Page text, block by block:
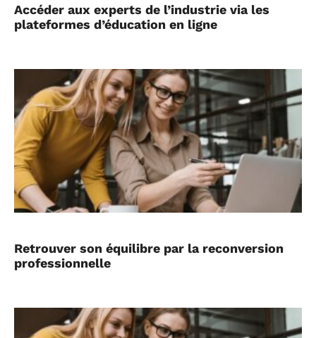
Accéder aux experts de l’industrie via les
plateformes d’éducation en ligne
Retrouver son équilibre par la reconversion
professionnelle